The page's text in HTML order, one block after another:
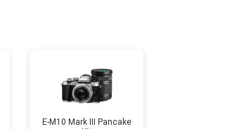
Заказать
E-M10 Mark III Pancake